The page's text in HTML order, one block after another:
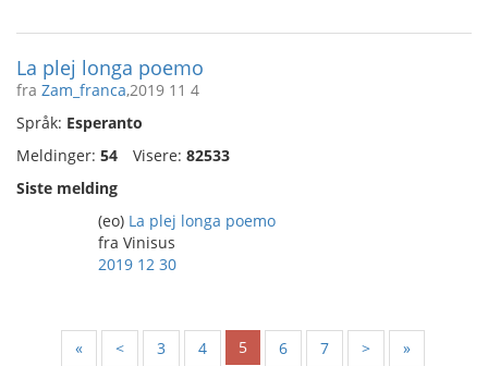
La plej longa poemo
fra Zam_franca,2019 11 4
Språk: Esperanto
Meldinger: 54 Visere: 82533
Siste melding
(eo) La plej longa poemo
fra Vinisus
2019 12 30
« < 3 4 5 6 7 > »